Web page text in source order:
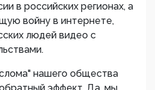
в российских регионах, а
войну в интернете,
людей видео с
нашего общества